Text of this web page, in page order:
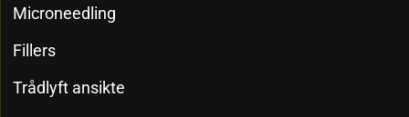
Microneedling
Fillers
Trådlyft ansikte